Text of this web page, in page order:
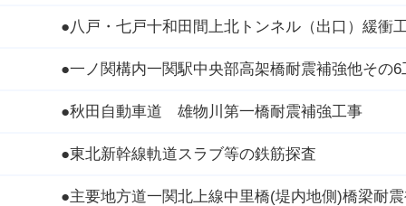
●八戸・七戸十和田間上北トンネル（出口）緩衝
●一ノ関構内一関駅中央部高架橋耐震補強他その
●秋田自動車道 雄物川第一橋耐震補強工事
●東北新幹線軌道スラブ等の鉄筋探査
●主要地方道一関北上線中里橋(堤内地側)橋梁耐